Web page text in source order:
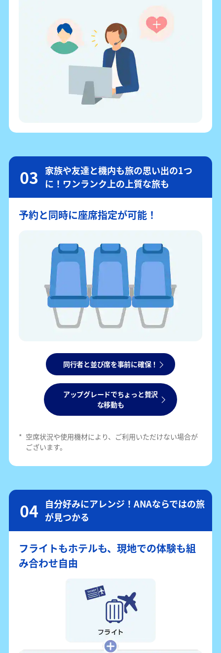
家族や友達と機内も旅の思い出の1つ
に！ワンランク上の上質な旅も
予約と同時に座席指定が可能！
同行者と並び席を事前に確保！
アップグレードでちょっと贅沢
な移動も
* 空席状況や使用機材により、ご利用いただけない場合が
ございます。
自分好みにアレンジ！ANAならではの旅
が見つかる
フライトもホテルも、現地での体験も組
み合わせ自由